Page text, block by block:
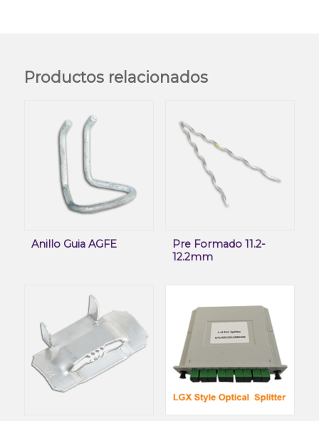
Productos relacionados
Anillo Guia AGFE
Pre Formado 11.2-
12.2mm